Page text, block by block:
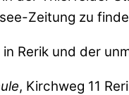
Zeitung zu
Rerik und der
, Kirchweg 11